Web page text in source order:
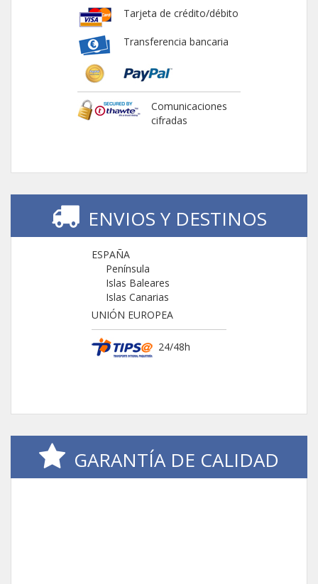
Tarjeta de crédito/débito
Transferencia bancaria
Comunicaciones
cifradas
ENVIOS Y DESTINOS
ESPAÑA
Península
Islas Baleares
Islas Canarias
UNIÓN EUROPEA
24/48h
GARANTÍA DE CALIDAD